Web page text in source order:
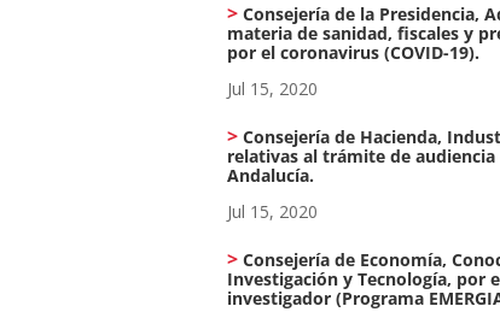
Consejería de la Presidencia,
materia de sanidad, fiscales y
por el coronavirus (COVID-19).
Jul 15, 2020
Consejería de Hacienda,
relativas al trámite de
Andalucía.
Jul 15, 2020
Consejería de Economía,
Investigación y Tecnología, por
investigador (Programa